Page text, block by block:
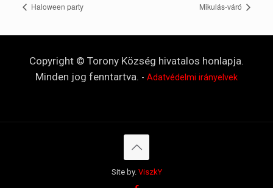
Haloween party Mikulás-váró
Copyright © Torony Község hivatalos honlapja.
Minden jog fenntartva. - Adatvédelmi irányelvek
Site by. ViszkY